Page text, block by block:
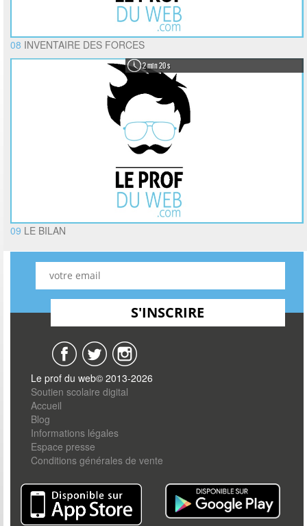
08 INVENTAIRE DES FORCES
2 min 20 s
09 LE BILAN
Le prof du web© 2013-2026
Soutien scolaire digital
Accueil
Blog
Informations légales
Espace presse
Conditions générales de vente